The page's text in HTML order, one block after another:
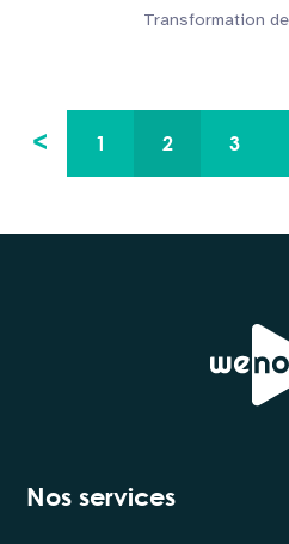
Transformation
< 1 2 3
Nos services